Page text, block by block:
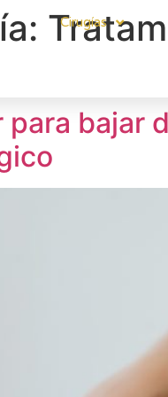
Cirugías
para bajar